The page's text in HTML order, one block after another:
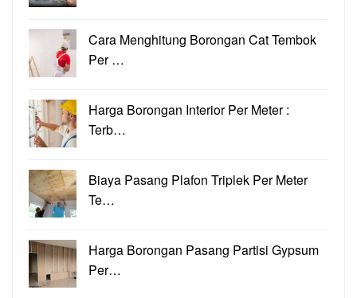
Cara Menghitung Borongan Cat Tembok
Per …
Harga Borongan Interior Per Meter :
Terb…
Biaya Pasang Plafon Triplek Per Meter
Te…
Harga Borongan Pasang Partisi Gypsum
Per…